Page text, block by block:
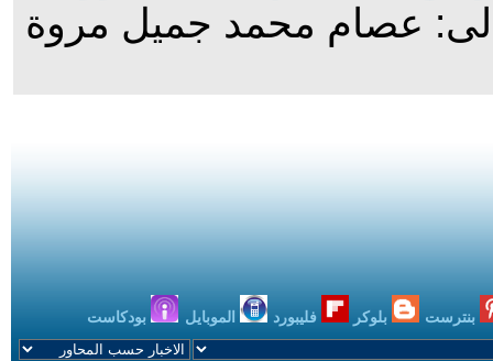
عصام محمد جميل مروة
بنترست بلوكر فليبورد الموبايل بودكاست